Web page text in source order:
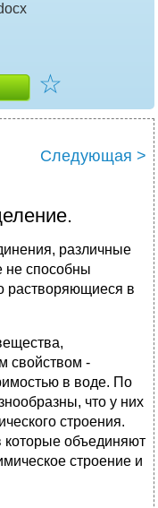
☆
Следующая >
различные
не способны
растворяющиеся в
свойством -
в воде. По
что у них
строения.
объединяют
строение и